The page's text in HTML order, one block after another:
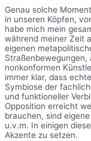
Genau solche
in unseren Köpfen,
habe mich mein
während meiner Zeit
eigenen
nonkonformen
immer klar, dass
Symbiose der
und funktioneller
Opposition erreicht
brauchen, sind
u.v.m. In einigen
Akzente zu setzen.